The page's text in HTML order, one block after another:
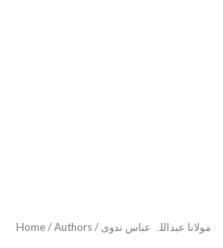
Home / Authors / مولانا عبداللہ عباس ندوی